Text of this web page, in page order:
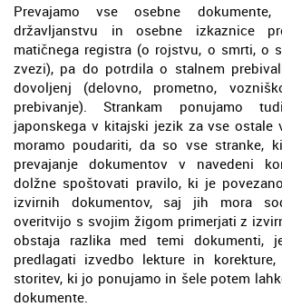
Prevajamo vse osebne
državljanstvu in osebne izkaznice
matičnega registra (o rojstvu, o smrti, o
zvezi), pa do potrdila o stalnem
dovoljenj (delovno, prometno,
prebivanje). Strankam ponujamo
japonskega v kitajski jezik za vse ostale
moramo poudariti, da so vse stranke,
prevajanje dokumentov v navedeni
dolžne spoštovati pravilo, ki je
izvirnih dokumentov, saj jih mora
overitvijo s svojim žigom primerjati z
obstaja razlika med temi dokumenti,
predlagati izvedbo lekture in
storitev, ki jo ponujamo in šele potem
dokumente.